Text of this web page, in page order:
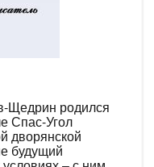
Щедрин родился
Спас-Угол
дворянской
будущий